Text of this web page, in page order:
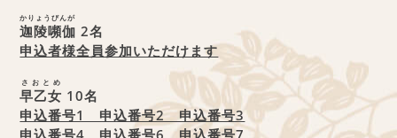
迦陵嚬伽
かりょうびんが
2名
申込者様全員参加いただけます
早乙女
さおとめ
10名
申込番号1 申込番号2 申込番号3